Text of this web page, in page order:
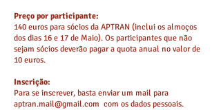
Preço por participante:
140 euros para sócios da APTRAN (inclui os almoços
dos dias 16 e 17 de Maio). Os participantes que não
sejam sócios deverão pagar a quota anual no valor de
10 euros.
Inscrição:
Para se inscrever, basta enviar um mail para
aptran.mail@gmail.com com os dados pessoais.